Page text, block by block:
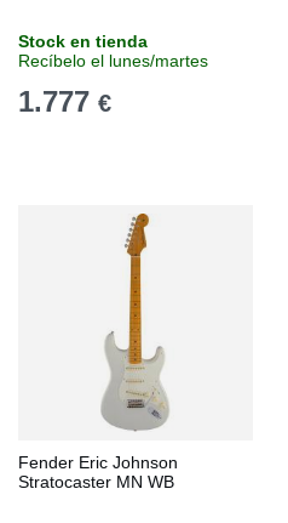
Stock en tienda
Recíbelo el lunes/martes
1.777 €
Fender Eric Johnson
Stratocaster MN WB